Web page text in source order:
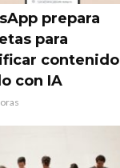
prepara
para
contenido
con IA